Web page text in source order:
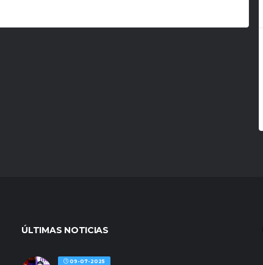
ÚLTIMAS NOTICIAS
09-07-2025